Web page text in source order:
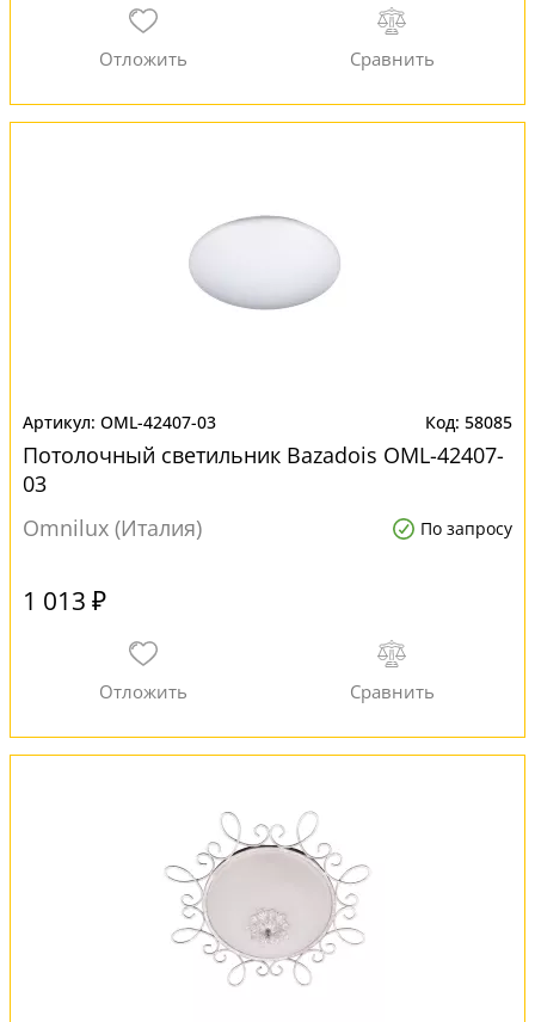
OML-42407-03 58085
Потолочный светильник Bazadois OML-42407-
03
Omnilux (Италия)
По запросу
1 013 ₽